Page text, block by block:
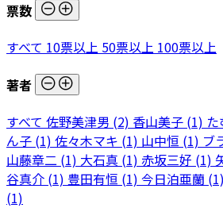
票数
すべて 10票以上 50票以上 100票以上
著者
すべて 佐野美津男 (2) 香山美子 (1)
ん子 (1) 佐々木マキ (1) 山中恒 (1) ブ
山藤章二 (1) 大石真 (1) 赤坂三好 (1)
谷真介 (1) 豊田有恒 (1) 今日泊亜蘭 (1)
(1)